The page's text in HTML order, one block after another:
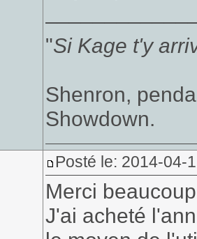
"Si Kage t'y
Shenron,
Showdown.
Posté le: 2014-04-
Merci
J'ai acheté